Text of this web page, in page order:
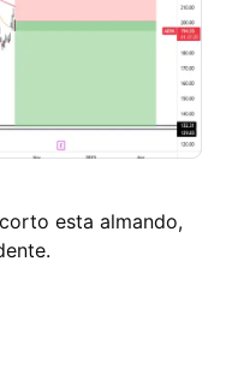
esta almando,